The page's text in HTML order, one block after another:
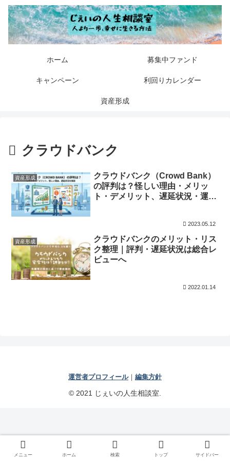
ホーム 募集中ファンド
キャンペーン 利回りカレンダー
資産形成
クラウドバンク
資産形成
クラウドバンク（Crowd Bank）
の評判は？怪しい理由・メリッ
ト・デメリット、遅延状況・運営
2023.05.12
資産形成
クラウドバンクのメリット・リス
ク整理｜評判・遅延状況は総合レ
ビューへ
2022.01.14
運営者プロフィール｜ 編集方針
© 2021 じぇいの人生相談室.
メニュー ホーム 検索 トップ サイドバー